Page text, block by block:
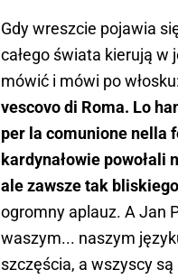
Gdy wreszcie pojawia
całego świata kierują w
mówić i mówi po włosku:
vescovo di Roma. Lo
per la comunione nella
kardynałowie powołali
ale zawsze tak
ogromny aplauz. A Jan
waszym... naszym
szczęścia, a wszyscy